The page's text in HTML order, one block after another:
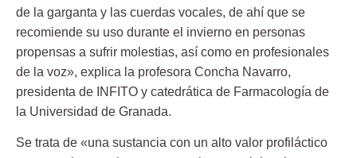
de la garganta y las cuerdas vocales, de ahí que se
recomiende su uso durante el invierno en personas
propensas a sufrir molestias, así como en profesionales
de la voz», explica la profesora Concha Navarro,
presidenta de INFITO y catedrática de Farmacología de
la Universidad de Granada.
Se trata de «una sustancia con un alto valor profiláctico